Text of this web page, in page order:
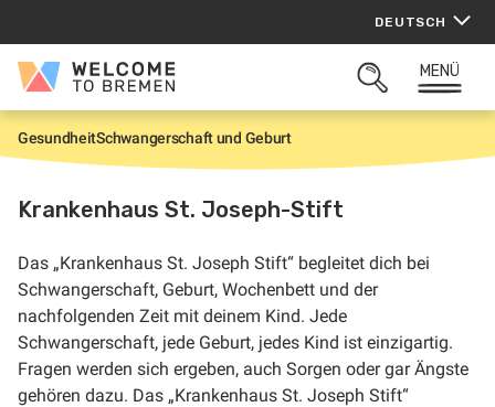
springen
DEUTSCH
Welcome
Bremen
SUCHFELD
MENÜ
S
t
r
t
GesundheitSchwangerschaft und Geburt
Krankenhaus St. Joseph-Stift
Das „Krankenhaus St. Joseph Stift“ begleitet dich bei
Schwangerschaft, Geburt, Wochenbett und der
nachfolgenden Zeit mit deinem Kind. Jede
Schwangerschaft, jede Geburt, jedes Kind ist einzigartig.
Fragen werden sich ergeben, auch Sorgen oder gar Ängste
gehören dazu. Das „Krankenhaus St. Joseph Stift“